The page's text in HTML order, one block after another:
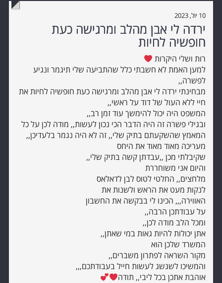
10 יול, 2023
ירדה לי אבן מהלב ומרגישה כעת
חופשיה לחיות
רות ושלי היקרות
למען האמת לא חשבתי כלל שהתביעה שלי תיגמר ונגיע
לפשרה,,
מבחינתי ירדה לי אבן מהלב ומרגישה כעת חופשיה לחיות את
חיי ללא העול של דוד על ראשי,,
המשפט היה יכול להימשך עוד זמן רב,,
ובגילי פשרה זה היה הדבר הכי נכון לעשות,, מודה לכן על כל
המאמץ שהשקעתם בתיק שלי,, זה לא היה נגמר בלעדיכן,,
מעריכה מאוד מאוד את היחס
שקיבלתי מכן ,,עבדתן קשה בתיק שלי,,
והיום אני משוחררת
מלחצים,, החלטי לטוס לבן לדאלאס
לנקות מעט את הראש ולשנות את
האווירה,,, הכינו לי בבקשה את החשבון
על עבודתכן הרבה,,
ומכל הלב מודה לכן,,
אתן יכולות להיות גאות במי שאתן,,
המשרד שלכן הוא
מקור השראה לפתרון משברים,,
והמשיכו לשגשג לעשות חייל בעבודתכם,,,
אוהבת אתכן בכל ליבי,, תודה